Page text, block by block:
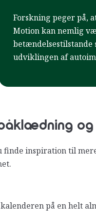
Forskning peger på,
Motion kan nemlig
betændelsestilstande
udviklingen af
og
finde inspiration til
på en helt